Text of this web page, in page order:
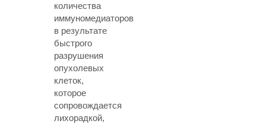
количества
иммуномедиаторов
в результате
быстрого
разрушения
опухолевых
клеток,
которое
сопровождается
лихорадкой,